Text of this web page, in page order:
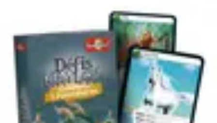
Biographies
Biographies InfluentesBiographies
Légendaires
Biographies Football